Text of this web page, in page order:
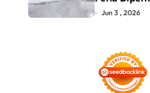
Pasang Big
Jun 3 , 2026